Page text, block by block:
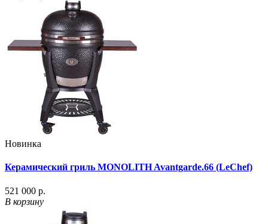
Новинка
Керамический гриль MONOLITH Avantgarde.66 (LeChef)
521 000 р.
В корзину